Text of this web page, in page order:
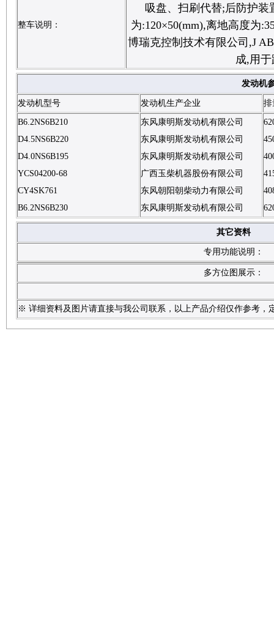
整车说明：
吸盘、扫刷代替;后防护装
为:120×50(mm),离地高度为
博瑞克控制技术有限公司,J
成,用
发动机
发动机型号 发动机生产企业 排
B6.2NS6B210
D4.5NS6B220
D4.0NS6B195
YCS04200-68
CY4SK761
B6.2NS6B230
东风康明斯发动机有限公司
东风康明斯发动机有限公司
东风康明斯发动机有限公司
广西玉柴机器股份有限公司
东风朝阳朝柴动力有限公司
东风康明斯发动机有限公司
其它资料
专用功能说明：
多方位图展示：
※ 详细资料及图片请直接与我公司联系，以上产品介绍仅作参考，